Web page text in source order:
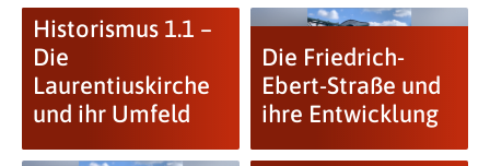
Historismus 1.1 –
Die
Laurentiuskirche
und ihr Umfeld
Die Friedrich-
Ebert-Straße und
ihre Entwicklung